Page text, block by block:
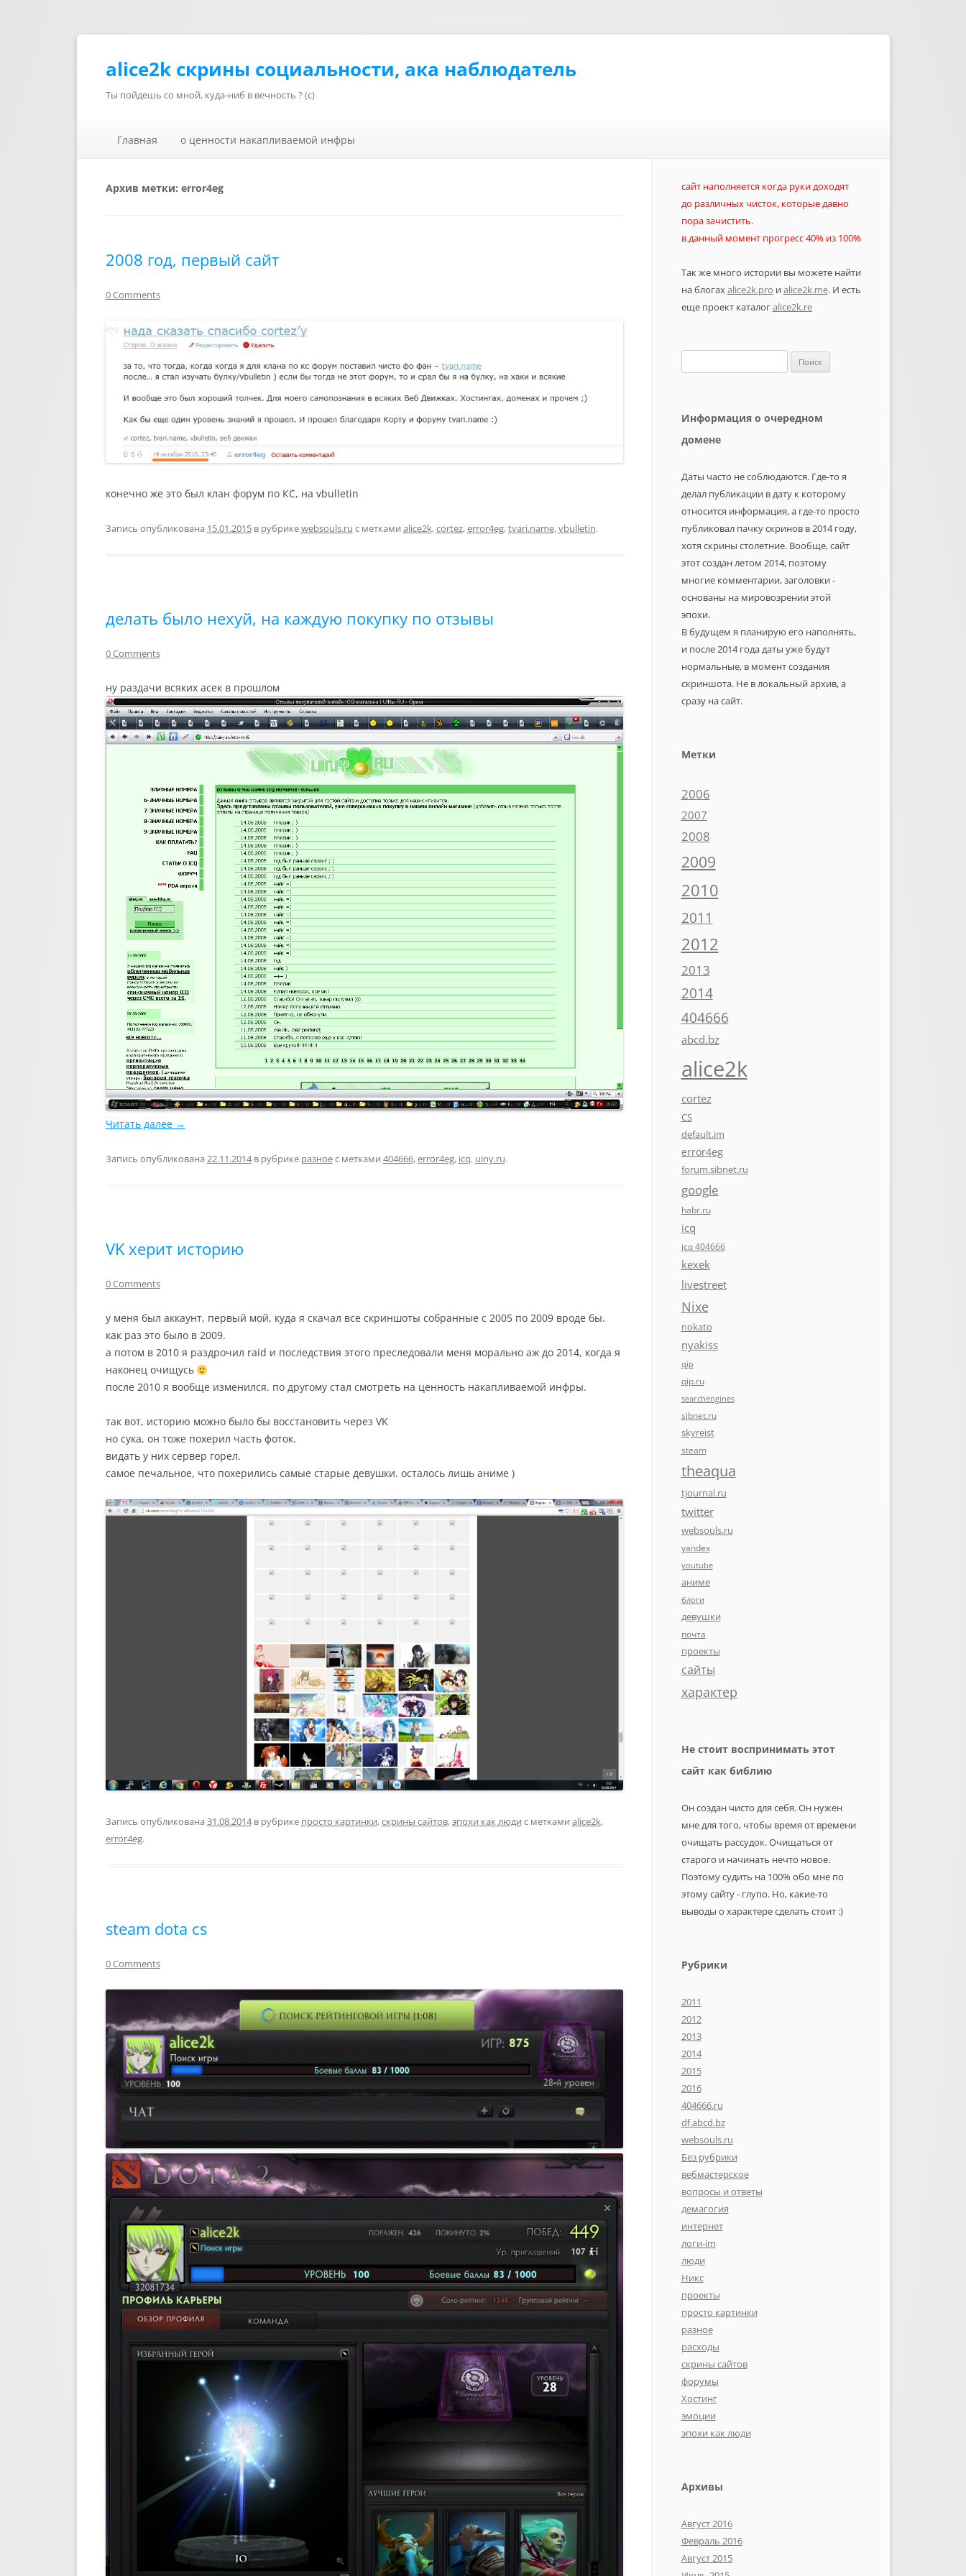
alice2k скрины социальности, ака наблюдатель
Ты пойдешь со мной, куда-ниб в вечность ? (с)
Главная
о ценности накапливаемой инфры
Архив метки: error4eg
2008 год, первый сайт
0 Comments
конечно же это был клан форум по КС, на vbulletin
Запись опубликована 15.01.2015в рубрикеwebsouls.ru с метками alice2k,cortez,error4eg,tvari.name,vbulletin.
делать было нехуй, на каждую покупку по отзывы
0 Comments
ну раздачи всяких асек в прошлом
Читать далее →
Запись опубликована 22.11.2014в рубрике разноес метками 404666,error4eg, icq, uiny.ru.
VK херит историю
0 Comments
у меня был аккаунт, первый мой, куда я скачал все скриншоты собранные с 2005 по 2009 вроде бы.
как раз это было в 2009.
а потом в 2010 я раздрочил raid и последствия этого преследовали меня морально аж до 2014, когда я
наконец очищусь
после 2010 я вообще изменился. по другому стал смотреть на ценность накапливаемой инфры.
так вот, историю можно было бы восстановить через VK
но сука, он тоже похерил часть фоток.
видать у них сервер горел.
самое печальное, что похерились самые старые девушки. осталось лишь аниме )
Запись опубликована 31.08.2014в рубрике просто картинки,скрины сайтов,эпохи как люди с метками alice2k,
error4eg.
steam dota cs
0 Comments
сайт наполняется когда руки доходят
до различных чисток, которые давно
пора зачистить.
в данный момент прогресс 40% из 100%
Так же много истории вы можете найти
на блогахalice2k.pro иalice2k.me. И есть
еще проект каталогalice2k.re
Информация о очередном
домене
Даты часто не соблюдаются. Где-то я
делал публикации в дату к которому
относится информация, а где-то просто
публиковал пачку скринов в 2014 году,
хотя скрины столетние. Вообще, сайт
этот создан летом 2014, поэтому
многие комментарии, заголовки -
основаны на мировозрении этой
эпохи.
В будущем я планирую его наполнять,
и после 2014 года даты уже будут
нормальные, в момент создания
скриншота. Не в локальный архив, а
сразу на сайт.
Метки
2006
2007
2008
2009
2010
2011
2012
2013
2014
404666
abcd.bz
alice2k
cortez
CS
default.im
error4eg
forum.sibnet.ru
google
habr.ru
icq
icq 404666
kexek
livestreet
Nixe
nokato
nyakiss
qip
qip.ru
searchengines
sibnet.ru
skyreist
steam
theaqua
tjournal.ru
twitter
websouls.ru
yandex
youtube
аниме
блоги
девушки
почта
проекты
сайты
характер
Не стоит воспринимать этот
сайт как библию
Он создан чисто для себя. Он нужен
мне для того, чтобы время от времени
очищать рассудок. Очищаться от
старого и начинать нечто новое.
Поэтому судить на 100% обо мне по
этому сайту - глупо. Но, какие-то
выводы о характере сделать стоит :)
Рубрики
2011
2012
2013
2014
2015
2016
404666.ru
df.abcd.bz
websouls.ru
Без рубрики
вебмастерское
вопросы и ответы
демагогия
интернет
логи-im
люди
Никс
проекты
просто картинки
разное
расходы
скрины сайтов
форумы
Хостинг
эмоции
эпохи как люди
Архивы
Август 2016
Февраль 2016
Август 2015